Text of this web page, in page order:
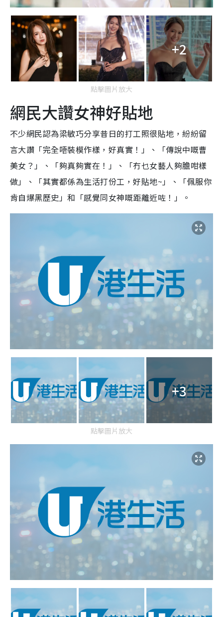
+2
點擊圖片放大
網民大讚女神好貼地
不少網民認為梁敏巧分享昔日的打工照很貼地，紛紛留
言大讚「完全唔裝模作樣，好真實！」、「傳說中嘅曹
美女？」、「夠真夠實在！」、「冇乜女藝人夠膽咁樣
做」、「其實都係為生活打份工，好貼地~」、「佩服你
肯自爆黑歷史」和「感覺同女神嘅距離近咗！」。
+3
點擊圖片放大